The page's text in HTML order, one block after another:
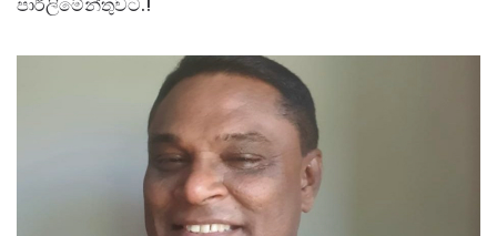
පාර්ලිමේන්තුවට.!